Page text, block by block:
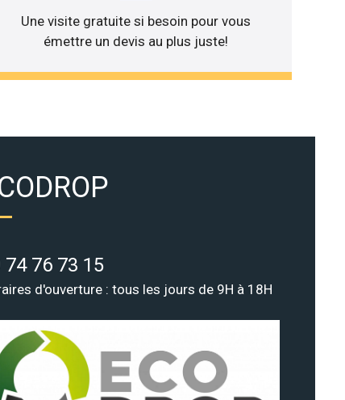
Une visite gratuite si besoin pour vous
émettre un devis au plus juste!
74 76 73 15
d'ouverture : tous les jours de 9H à 18H